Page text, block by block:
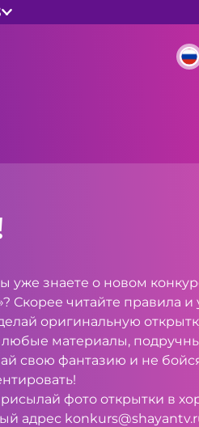
уже знаете о новом
Скорее читайте правила и
оригинальную открытку
любые материалы,
свою фантазию и не
фото открытки в
адрес